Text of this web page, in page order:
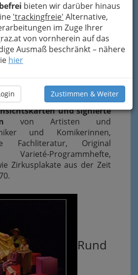
bieten wir darüber hinaus
'trackingfreie' Alternative,
im Zuge Ihrer
von vornherein auf das
Ausmaß beschränkt – nähere
hier
Zustimmen & Weiter
eines österreichweit
für Varieté war, das
und Künstlerinnen
Gegenwart zu ermöglichen.
im Museum Original
und signierte
von Artisten und
und Komikerinnen,
Fachliteratur, Original
Programmhefte,
Zirkusplakate aus der Zeit
Rund